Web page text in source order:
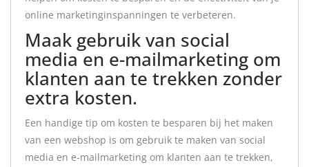
online marketinginspanningen te verbeteren.
Maak gebruik van social
media en e-mailmarketing om
klanten aan te trekken zonder
extra kosten.
Een handige tip om kosten te besparen bij het maken
van een webshop is om gebruik te maken van social
media en e-mailmarketing om klanten aan te trekken,